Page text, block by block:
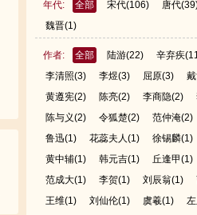
年代: 全部 宋代(106) 唐代
魏晋(1)
作者: 全部 陆游(22) 辛弃疾
李清照(3) 李煜(3) 屈原(3)
黄遵宪(2) 陈亮(2) 李商隐(2)
陈与义(2) 令狐楚(2) 范仲淹(2)
鲁迅(1) 花蕊夫人(1) 徐锡麟(1)
黄中辅(1) 韩元吉(1) 丘逢甲(1)
范成大(1) 李贺(1) 刘辰翁(1)
王维(1) 刘仙伦(1) 虞羲(1)